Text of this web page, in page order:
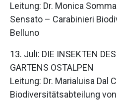
Leitung: Dr. Monica
Sensato – Carabinieri
Belluno
13. Juli: DIE INSEKTEN
GARTENS OSTALPEN
Leitung: Dr. Marialuisa Dal
Biodiversitätsabteilung